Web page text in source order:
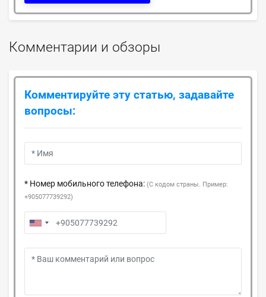
Комментарии и обзоры
Комментируйте эту статью, задавайте
вопросы:
* Номер мобильного телефона: (С кодом страны. Пример:
+905077739292)